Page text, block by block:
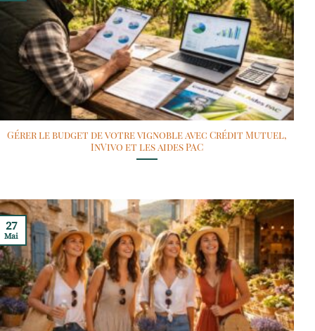
Gérer le budget de votre vignoble avec Crédit Mutuel,
InVivo et les aides PAC
27
Mai